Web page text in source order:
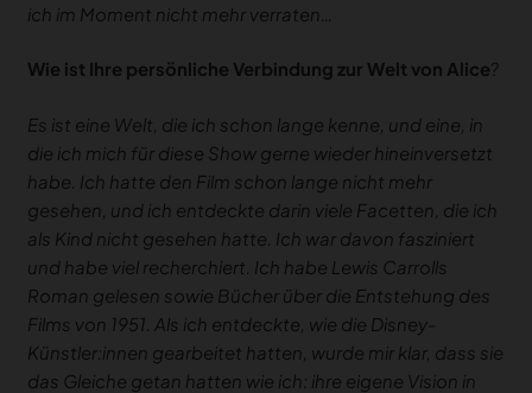
ich im Moment nicht mehr verraten…
Wie ist Ihre persönliche Verbindung zur Welt von Alice?
Es ist eine Welt, die ich schon lange kenne, und eine, in
die ich mich für diese Show gerne wieder hineinversetzt
habe. Ich hatte den Film schon lange nicht mehr
gesehen, und ich entdeckte darin viele Facetten, die ich
als Kind nicht gesehen hatte. Ich war davon fasziniert
und habe viel recherchiert. Ich habe Lewis Carrolls
Roman gelesen sowie Bücher über die Entstehung des
Films von 1951. Als ich entdeckte, wie die Disney-
Künstler:innen gearbeitet hatten, wurde mir klar, dass sie
das Gleiche getan hatten wie ich: ihre eigene Vision in